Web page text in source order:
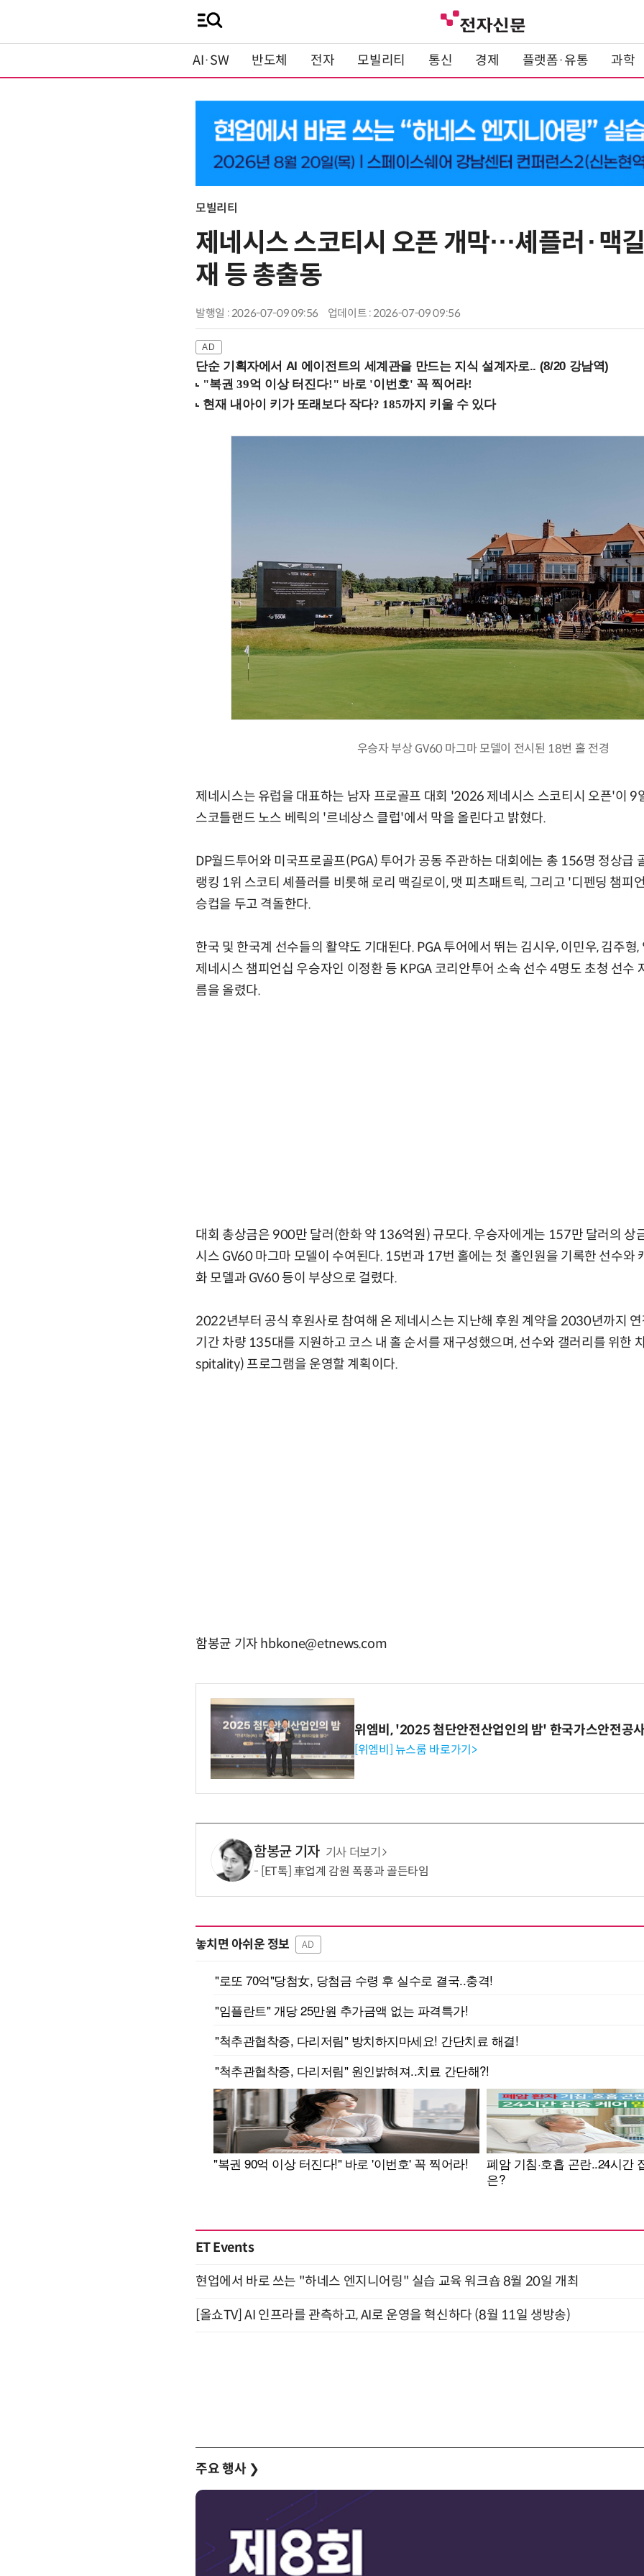
AI·SW 반도체 전자 모빌리티 통신 경제 플랫폼·유통 과학
모빌리티
제네시스 스코티시 오픈 개막…셰플러·맥
재 등 총출동
발행일 : 2026-07-09 09:56 업데이트 : 2026-07-09 09:56
단순 기획자에서 AI 에이전트의 세계관을 만드는 지식 설계자로.. (8/20 강남역)
우승자 부상 GV60 마그마 모델이 전시된 18번 홀 전경
제네시스는 유럽을 대표하는 남자 프로골프 대회 '2026 제네시스 스코티시 오픈'이 9
스코틀랜드 노스 베릭의 '르네상스 클럽'에서 막을 올린다고 밝혔다.
DP월드투어와 미국프로골프(PGA) 투어가 공동 주관하는 대회에는 총 156명 정상급
랭킹 1위 스코티 셰플러를 비롯해 로리 맥길로이, 맷 피츠패트릭, 그리고 '디펜딩 챔피
승컵을 두고 격돌한다.
한국 및 한국계 선수들의 활약도 기대된다. PGA 투어에서 뛰는 김시우, 이민우, 김주형
제네시스 챔피언십 우승자인 이정환 등 KPGA 코리안투어 소속 선수 4명도 초청 선수
름을 올렸다.
대회 총상금은 900만 달러(한화 약 136억원) 규모다. 우승자에게는 157만 달러의 상
시스 GV60 마그마 모델이 수여된다. 15번과 17번 홀에는 첫 홀인원을 기록한 선수와
화 모델과 GV60 등이 부상으로 걸렸다.
2022년부터 공식 후원사로 참여해 온 제네시스는 지난해 후원 계약을 2030년까지 연
기간 차량 135대를 지원하고 코스 내 홀 순서를 재구성했으며, 선수와 갤러리를 위한
spitality) 프로그램을 운영할 계획이다.
함봉균 기자 hbkone@etnews.com
위엠비, '2025 첨단안전산업인의 밤' 한국가스안전공
[위엠비] 뉴스룸 바로가기>
함봉균 기자 기사 더보기
[ET톡] 車업계 감원 폭풍과 골든타임
놓치면 아쉬운 정보 AD
ET Events
현업에서 바로 쓰는 "하네스 엔지니어링" 실습 교육 워크숍 8월 20일 개최
[올쇼TV] AI 인프라를 관측하고, AI로 운영을 혁신하다 (8월 11일 생방송)
주요 행사 ❯